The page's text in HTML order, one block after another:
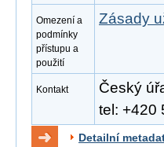
Omezení a
podmínky
přístupu a
použití
Zásady
Kontakt
Český
tel: +420
Detailní